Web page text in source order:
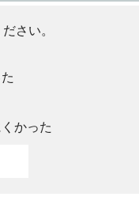
さい。
かった